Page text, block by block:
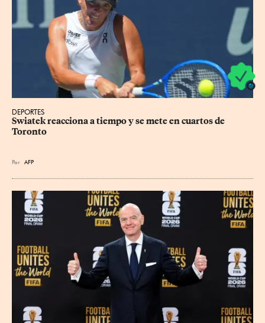
DEPORTES
Swiatek reacciona a tiempo y se mete en cuartos de
Toronto
Por AFP